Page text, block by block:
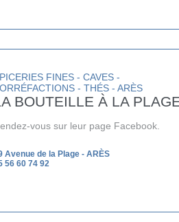
FINES - CAVES -
- THÉS - ARÈS
BOUTEILLE À LA
vous sur leur page Facebook.
Avenue de la Plage - ARÈS
56 60 74 92